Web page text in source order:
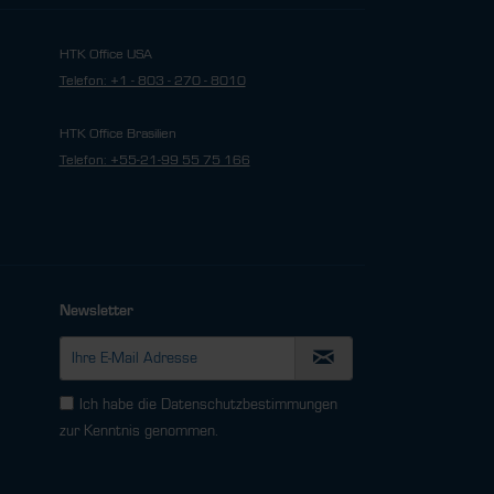
HTK Office USA
Telefon: +1 - 803 - 270 - 8010
HTK Office Brasilien
Telefon: +55-21-99 55 75 166
Newsletter
Ich habe die Datenschutzbestimmungen
zur Kenntnis genommen.